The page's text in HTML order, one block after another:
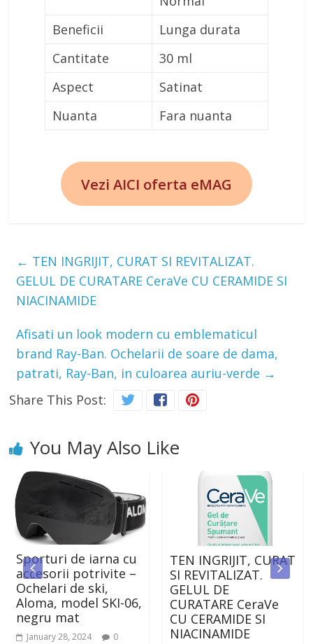
Beneficii
Lunga durata
Cantitate
30 ml
Aspect
Satinat
Nuanta
Fara nuanta
Vezi AICI oferta eMAG
← TEN INGRIJIT, CURAT SI REVITALIZAT.
GELUL DE CURATARE CeraVe CU CERAMIDE SI
NIACINAMIDE
Afisati un look modern cu emblematicul
brand Ray-Ban. Ochelarii de soare de dama,
patrati, Ray-Ban, in culoarea auriu-verde →
Share This Post:
You May Also Like
de iarna cu
potrivite –
de ski,
model SKI-06,
mat
28, 2024 0
TEN INGRIJIT, CURAT
SI REVITALIZAT.
GELUL DE
CURATARE CeraVe
CU CERAMIDE SI
NIACINAMIDE
Il
in